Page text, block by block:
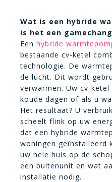
Wat is een hybride
is het een
Een hybride
bestaande cv-ketel
technologie. De
de lucht. Dit wordt
verwarmen. Uw cv-
koude dagen of als u
Het resultaat? U
scheelt flink op uw
dat een hybride
woningen geïnstalleerd
uw hele huis op de
een buitenunit en wat
installatie nodig.